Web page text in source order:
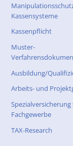
Kassensysteme
Kassenpflicht
Muster-
Ausbildung/
Arbeits- und
Fachgewerbe
TAX-Research